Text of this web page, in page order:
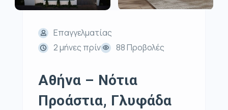
Επαγγελματίας
2 μήνες πρίν
88 Προβολές
Αθήνα – Νότια
Προάστια, Γλυφάδα